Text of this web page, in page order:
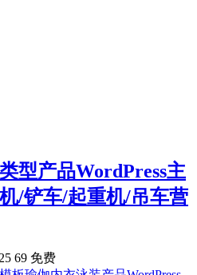
型产品WordPress主
/铲车/起重机/吊车营
69 免费